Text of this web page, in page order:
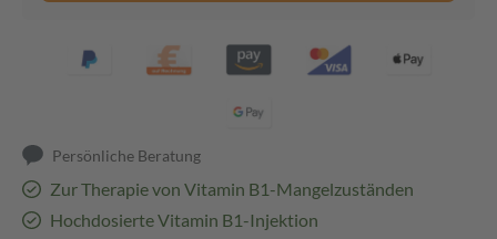
Persönliche Beratung
Zur Therapie von Vitamin B1-Mangelzuständen
Hochdosierte Vitamin B1-Injektion